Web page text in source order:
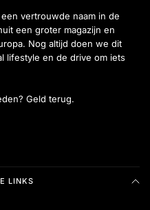
vertrouwde naam in de
een groter magazijn en
Nog altijd doen we dit
lifestyle en de drive om iets
Geld terug.
LINKS